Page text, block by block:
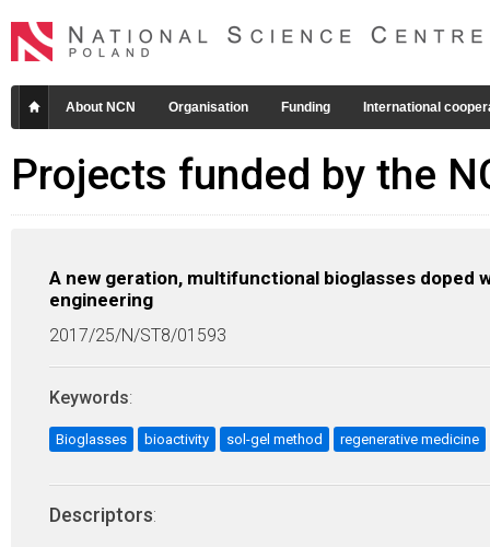
About NCN Organisation Funding International
Projects funded by the
A new geration, multifunctional bioglasses
engineering
2017/25/N/ST8/01593
Keywords:
Bioglasses bioactivity sol-gel method regenerative medicine
Descriptors: